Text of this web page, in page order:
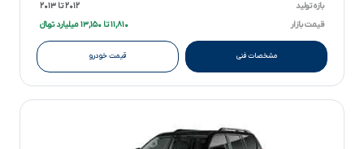
بازه تولید
۲۰۱۲ تا ۲۰۱۳
قیمت بازار
۱۱,۸۱۰ تا ۱۳,۱۵۰ میلیارد تومانءءء
مشخصات فنی قیمت خودرو